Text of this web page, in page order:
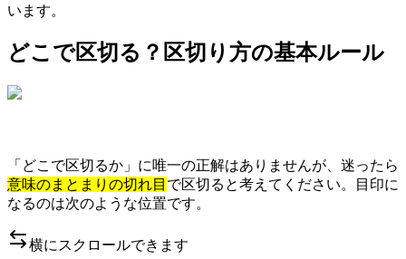
います。
どこで区切る？区切り方の基本ルール
「どこで区切るか」に唯一の正解はありませんが、迷ったら
意味のまとまりの切れ目 で区切ると考えてください。目印に
なるのは次のような位置です。
横にスクロールできます